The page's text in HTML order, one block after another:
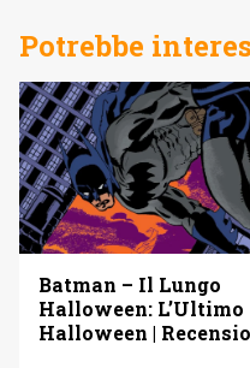
Potrebbe
Batman – Il Lungo
Halloween: L’Ultimo
Halloween |